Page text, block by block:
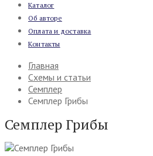
Каталог
Об авторе
Оплата и доставка
Контакты
Главная
Схемы и статьи
Семплер
Семплер Грибы
Семплер Грибы